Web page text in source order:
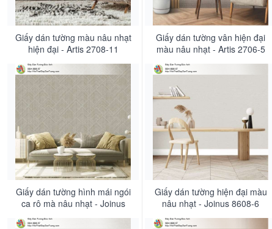
Giấy dán tường màu nâu nhạt
hiện đại - Artis 2708-11
Giấy dán tường vân hiện đại
màu nâu nhạt - Artis 2706-5
Giấy dán tường hình mái ngói
ca rô mà nâu nhạt - Joinus
Giấy dán tường hiện đại màu
nâu nhạt - Joinus 8608-6